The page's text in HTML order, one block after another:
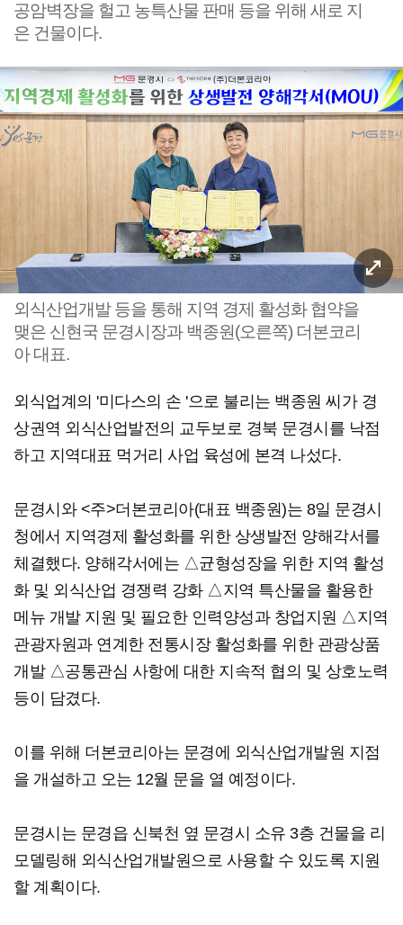
공암벽장을 헐고 농특산물 판매 등을 위해 새로 지
은 건물이다.
외식산업개발 등을 통해 지역 경제 활성화 협약을
맺은 신현국 문경시장과 백종원(오른쪽) 더본코리
아 대표.
외식업계의 '미다스의 손 '으로 불리는 백종원 씨가 경
상권역 외식산업발전의 교두보로 경북 문경시를 낙점
하고 지역대표 먹거리 사업 육성에 본격 나섰다.
문경시와 <주>더본코리아(대표 백종원)는 8일 문경시
청에서 지역경제 활성화를 위한 상생발전 양해각서를
체결했다. 양해각서에는 △균형성장을 위한 지역 활성
화 및 외식산업 경쟁력 강화 △지역 특산물을 활용한
메뉴 개발 지원 및 필요한 인력양성과 창업지원 △지역
관광자원과 연계한 전통시장 활성화를 위한 관광상품
개발 △공통관심 사항에 대한 지속적 협의 및 상호노력
등이 담겼다.
이를 위해 더본코리아는 문경에 외식산업개발원 지점
을 개설하고 오는 12월 문을 열 예정이다.
문경시는 문경읍 신북천 옆 문경시 소유 3층 건물을 리
모델링해 외식산업개발원으로 사용할 수 있도록 지원
할 계획이다.